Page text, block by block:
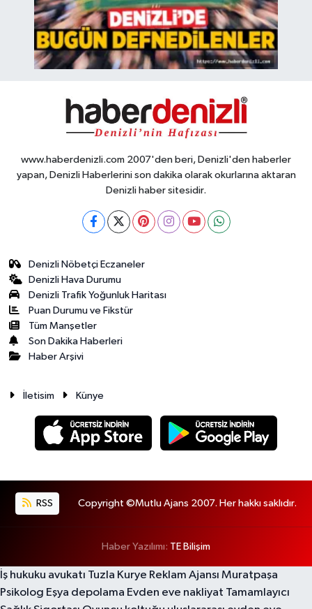
www.haberdenizli.com 2007'den beri, Denizli'den haberler
yapan, Denizli Haberlerini son dakika olarak okurlarına aktaran
Denizli haber sitesidir.
Denizli Nöbetçi Eczaneler
Denizli Hava Durumu
Denizli Trafik Yoğunluk Haritası
Puan Durumu ve Fikstür
Tüm Manşetler
Son Dakika Haberleri
Haber Arşivi
İletisim Künye
RSS Copyright ©Mutlu Ajans 2007. Her hakkı saklıdır.
Haber Yazılımı: TE Bilişim
İş hukuku avukatı Tuzla Kurye Reklam Ajansı Muratpaşa
Psikolog Eşya depolama Evden eve nakliyat Tamamlayıcı